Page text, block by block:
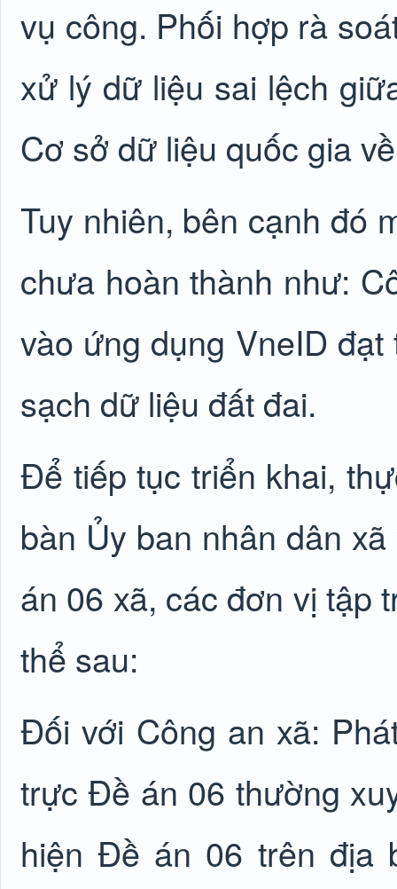
vụ công. Phối hợp rà
xử lý dữ liệu sai lệch
Cơ sở dữ liệu quốc gia
Tuy nhiên, bên cạnh đó
chưa hoàn thành như:
vào ứng dụng VneID
sạch dữ liệu đất đai.
Để tiếp tục triển khai,
bàn Ủy ban nhân dân
án 06 xã, các đơn vị tập
thể sau:
Đối với Công an xã:
trực Đề án 06 thường
hiện Đề án 06 trên địa